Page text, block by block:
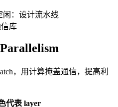
闲：设计流水线
库
，用计算掩盖通信，提高利
代表 layer